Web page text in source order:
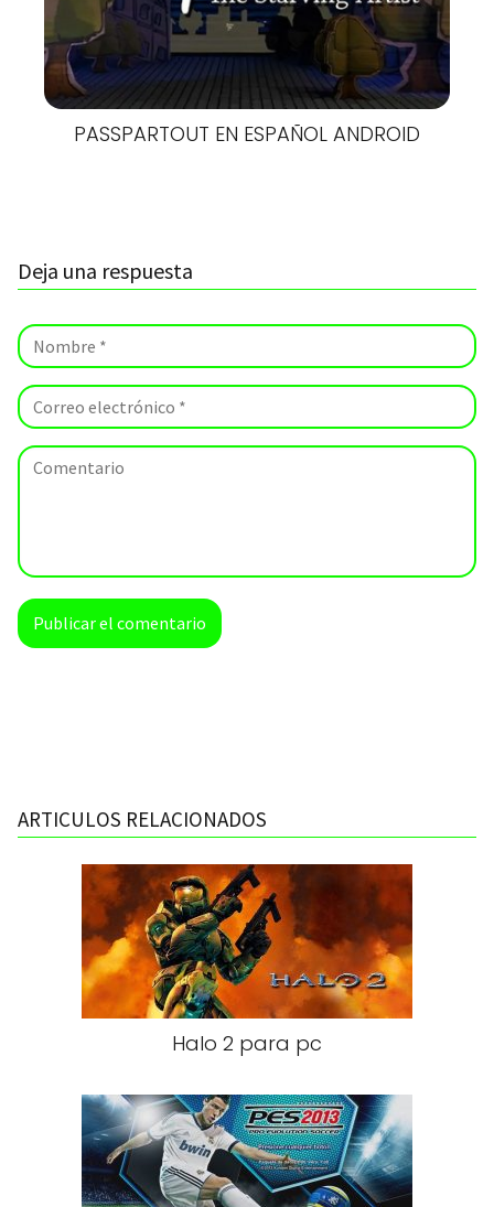
PASSPARTOUT EN ESPAÑOL ANDROID
Deja una respuesta
ARTICULOS RELACIONADOS
Halo 2 para pc